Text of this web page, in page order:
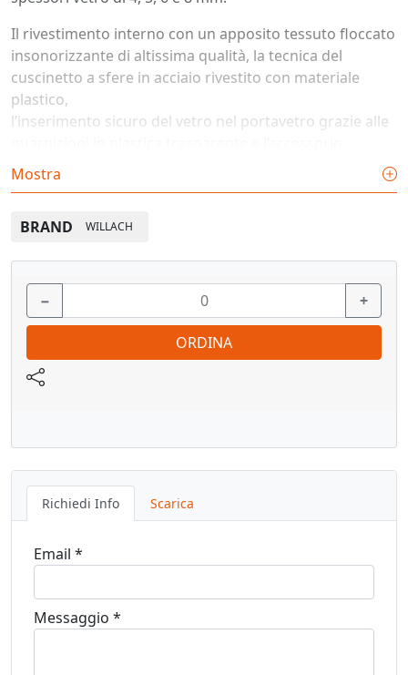
Il rivestimento interno con un apposito tessuto floccato
insonorizzante di altissima qualità, la tecnica del
cuscinetto a sfere in acciaio rivestito con materiale
plastico,
l’inserimento sicuro del vetro nel portavetro grazie alle
antieffrazione nella guida superiore garantiscono un
funzionamento perfetto,
Mostra
BRAND WILLACH
− +
ORDINA
Richiedi Info Scarica
Email *
Messaggio *